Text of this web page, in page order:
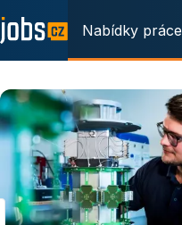
Nabídky práce